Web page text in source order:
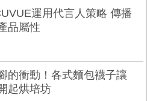
運用代言人策略 傳播
品屬性
的衝動！各式麵包襪子讓
起烘培坊